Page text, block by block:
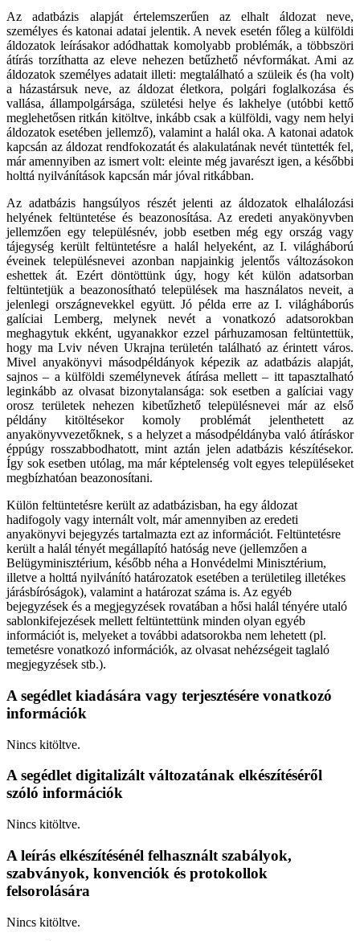
Az adatbázis alapját értelemszerűen az elhalt áldozat neve,
személyes és katonai adatai jelentik. A nevek esetén főleg a külföldi
áldozatok leírásakor adódhattak komolyabb problémák, a többszöri
átírás torzíthatta az eleve nehezen betűzhető névformákat. Ami az
áldozatok személyes adatait illeti: megtalálható a szüleik és (ha volt)
a házastársuk neve, az áldozat életkora, polgári foglalkozása és
vallása, állampolgársága, születési helye és lakhelye (utóbbi kettő
meglehetősen ritkán kitöltve, inkább csak a külföldi, vagy nem helyi
áldozatok esetében jellemző), valamint a halál oka. A katonai adatok
kapcsán az áldozat rendfokozatát és alakulatának nevét tüntették fel,
már amennyiben az ismert volt: eleinte még javarészt igen, a későbbi
holttá nyilvánítások kapcsán már jóval ritkábban.
Az adatbázis hangsúlyos részét jelenti az áldozatok elhalálozási
helyének feltüntetése és beazonosítása. Az eredeti anyakönyvben
jellemzően egy településnév, jobb esetben még egy ország vagy
tájegység került feltüntetésre a halál helyeként, az I. világháború
éveinek településnevei azonban napjainkig jelentős változásokon
eshettek át. Ezért döntöttünk úgy, hogy két külön adatsorban
feltüntetjük a beazonosítható települések ma használatos neveit, a
jelenlegi országnevekkel együtt. Jó példa erre az I. világháborús
galíciai Lemberg, melynek nevét a vonatkozó adatsorokban
meghagytuk ekként, ugyanakkor ezzel párhuzamosan feltüntettük,
hogy ma Lviv néven Ukrajna területén található az érintett város.
Mivel anyakönyvi másodpéldányok képezik az adatbázis alapját,
sajnos – a külföldi személynevek átírása mellett – itt tapasztalható
leginkább az olvasat bizonytalansága: sok esetben a galíciai vagy
orosz területek nehezen kibetűzhető településnevei már az első
példány kitöltésekor komoly problémát jelenthetett az
anyakönyvvezetőknek, s a helyzet a másodpéldányba való átíráskor
éppúgy rosszabbodhatott, mint aztán jelen adatbázis készítésekor.
Így sok esetben utólag, ma már képtelenség volt egyes településeket
megbízhatóan beazonosítani.
Külön feltüntetésre került az adatbázisban, ha egy áldozat
hadifogoly vagy internált volt, már amennyiben az eredeti
anyakönyvi bejegyzés tartalmazta ezt az információt. Feltüntetésre
került a halál tényét megállapító hatóság neve (jellemzően a
Belügyminisztérium, később néha a Honvédelmi Minisztérium,
illetve a holttá nyilvánító határozatok esetében a területileg illetékes
járásbíróságok), valamint a határozat száma is. Az egyéb
bejegyzések és a megjegyzések rovatában a hősi halál tényére utaló
sablonkifejezések mellett feltüntettünk minden olyan egyéb
információt is, melyeket a további adatsorokba nem lehetett (pl.
temetésre vonatkozó információk, az olvasat nehézségeit taglaló
megjegyzések stb.).
A segédlet kiadására vagy terjesztésére vonatkozó
információk
Nincs kitöltve.
A segédlet digitalizált változatának elkészítéséről
szóló információk
Nincs kitöltve.
A leírás elkészítésénél felhasznált szabályok,
szabványok, konvenciók és protokollok
felsorolására
Nincs kitöltve.